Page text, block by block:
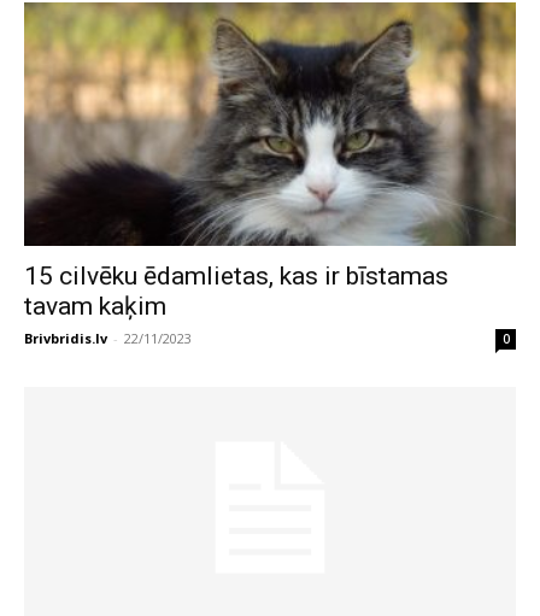
15 cilvēku ēdamlietas, kas ir bīstamas
tavam kaķim
Brivbridis.lv - 22/11/2023 0